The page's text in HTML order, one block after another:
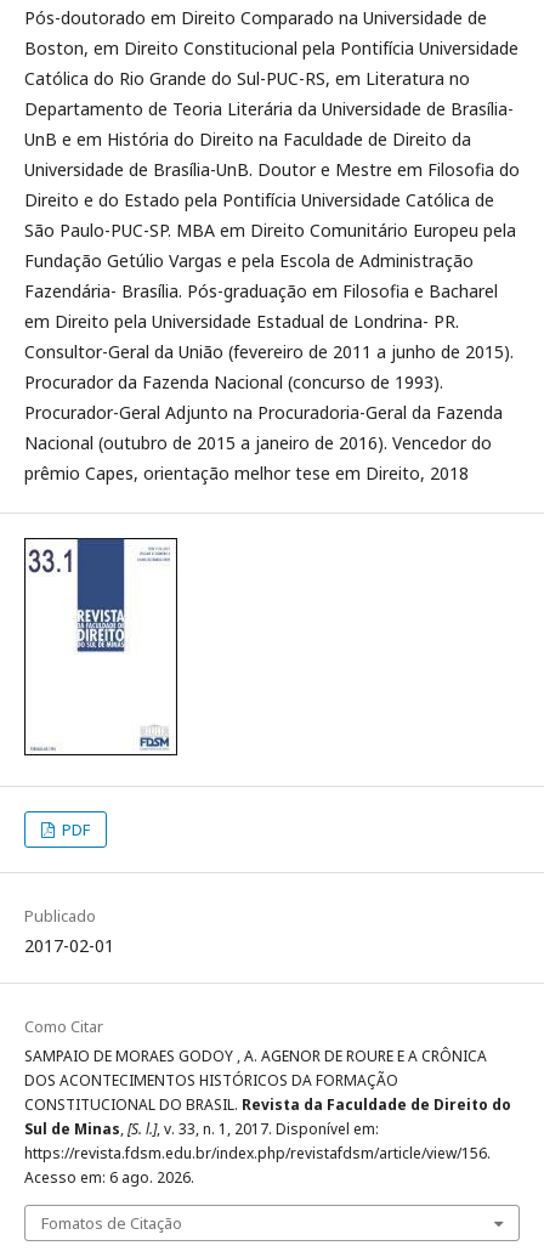
Pós-doutorado em Direito Comparado na Universidade de
Boston, em Direito Constitucional pela Pontifícia Universidade
Católica do Rio Grande do Sul-PUC-RS, em Literatura no
Departamento de Teoria Literária da Universidade de Brasília-
UnB e em História do Direito na Faculdade de Direito da
Universidade de Brasília-UnB. Doutor e Mestre em Filosofia do
Direito e do Estado pela Pontifícia Universidade Católica de
São Paulo-PUC-SP. MBA em Direito Comunitário Europeu pela
Fundação Getúlio Vargas e pela Escola de Administração
Fazendária- Brasília. Pós-graduação em Filosofia e Bacharel
em Direito pela Universidade Estadual de Londrina- PR.
Consultor-Geral da União (fevereiro de 2011 a junho de 2015).
Procurador da Fazenda Nacional (concurso de 1993).
Procurador-Geral Adjunto na Procuradoria-Geral da Fazenda
Nacional (outubro de 2015 a janeiro de 2016). Vencedor do
prêmio Capes, orientação melhor tese em Direito, 2018
PDF
Publicado
2017-02-01
Como Citar
SAMPAIO DE MORAES GODOY , A. AGENOR DE ROURE E A CRÔNICA
DOS ACONTECIMENTOS HISTÓRICOS DA FORMAÇÃO
CONSTITUCIONAL DO BRASIL. Revista da Faculdade de Direito do
Sul de Minas,[S. l.], v. 33, n. 1, 2017. Disponível em:
https://revista.fdsm.edu.br/index.php/revistafdsm/article/view/156.
Acesso em: 6 ago. 2026.
Fomatos de Citação